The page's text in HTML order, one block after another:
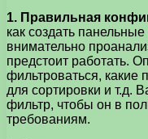
1. Правильная
как создать
внимательно
предстоит работать.
фильтроваться, какие
для сортировки и т.д.
фильтр, чтобы он в
требованиям.